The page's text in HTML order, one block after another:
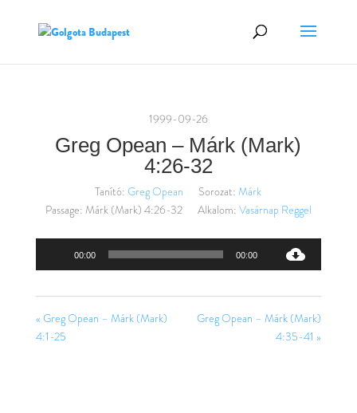
1999-09-26
Greg Opean – Márk (Mark)
4:26-32
Tanító: Greg Opean Sorozat: Márk
Passage: Márk (Mark) 4:26-32 Alkalom: Vasárnap Reggel
Audió
00:00 00:00
« Greg Opean – Márk (Mark)
4:1-25
Greg Opean – Márk (Mark)
4:35-41 »